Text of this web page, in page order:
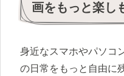
画をもっと楽し
身近なスマホやパソコ
の日常をもっと自由に